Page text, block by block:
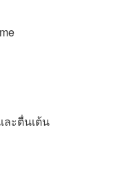
ละตื่นเต้น